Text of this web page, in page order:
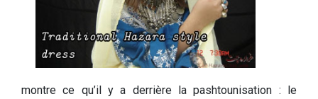
montre ce qu’il y a derrière la pashtounisation : le